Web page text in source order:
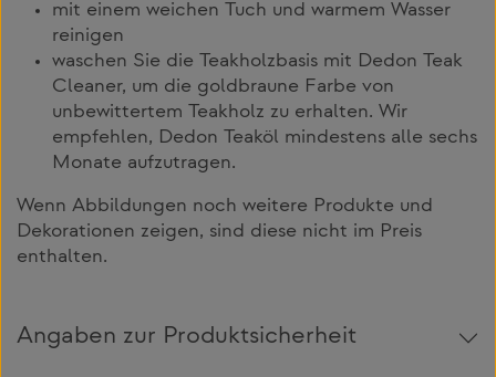
mit einem weichen Tuch und warmem Wasser
reinigen
waschen Sie die Teakholzbasis mit Dedon Teak
Cleaner, um die goldbraune Farbe von
unbewittertem Teakholz zu erhalten. Wir
empfehlen, Dedon Teaköl mindestens alle sechs
Monate aufzutragen.
Wenn Abbildungen noch weitere Produkte und
Dekorationen zeigen, sind diese nicht im Preis
enthalten.
Angaben zur Produktsicherheit